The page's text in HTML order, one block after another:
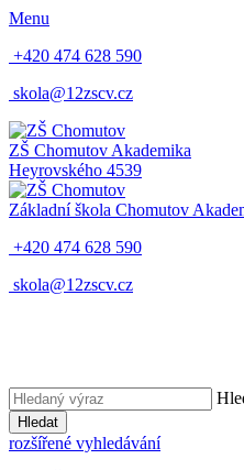
Menu
+420 474 628 590
skola@12zscv.cz
ZŠ Chomutov Akademika
Heyrovského 4539
Základní škola Chomutov
+420 474 628 590
skola@12zscv.cz
Hledat
rozšířené vyhledávání